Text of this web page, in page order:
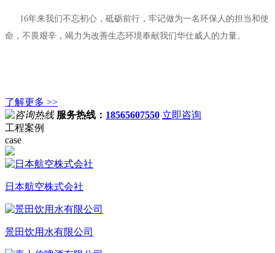
16年来我们不忘初心，砥砺前行，牢记做为一名环保人的担当和使
命，不畏艰辛，竭力为改善生态环境奉献我们华仕威人的力量。
了解更多 >>
服务热线： 18565607550 立即咨询
工程案例
case
日本航空株式会社
景田饮用水有限公司